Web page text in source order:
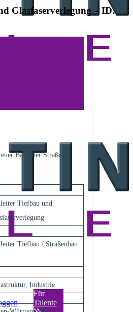
Für
Talente
Glasfaserverlegung – ID:
Bauleiter Straßen-,
Tiefbau und
Tiefbau / Straßenbau
Industrie